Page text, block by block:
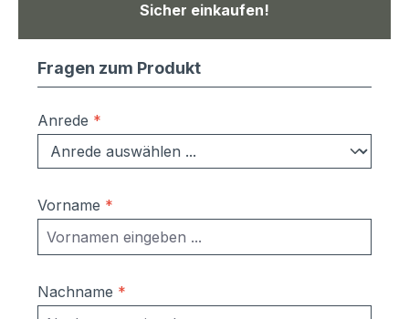
Sicher einkaufen!
Fragen zum Produkt
Anrede *
Vorname *
Nachname *